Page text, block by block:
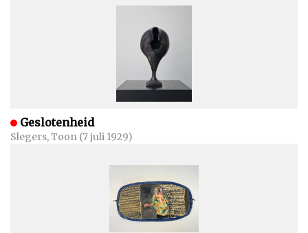
Geslotenheid
Slegers, Toon (7 juli 1929)